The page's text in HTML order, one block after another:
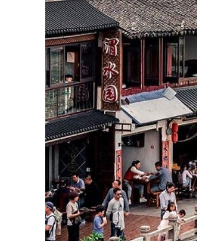
Khi bạn bước vào cổ trấn Chu
mình trong không gian huyền
Đi thuyền trên sông ngắm
của cổ trấn Chu Gia Giác. Lên
truyền thống đèn lồng đầy
tĩnh và tạo ra một trải nghiệm